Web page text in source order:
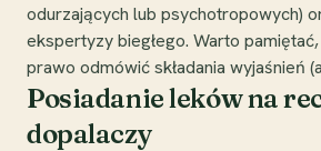
odurzających lub psychotropowych)
ekspertyzy biegłego. Warto
prawo odmówić składania wyjaśnień
Posiadanie leków na
dopalaczy